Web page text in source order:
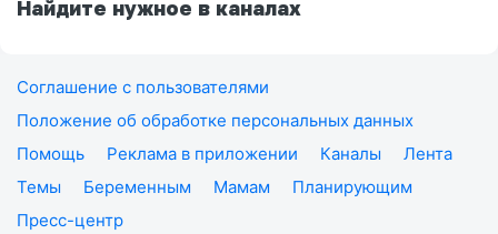
Найдите нужное в каналах
Соглашение с пользователями
Положение об обработке персональных данных
Помощь
Реклама в приложении Каналы
Лента
Темы
Беременным Мамам
Планирующим
Пресс-центр